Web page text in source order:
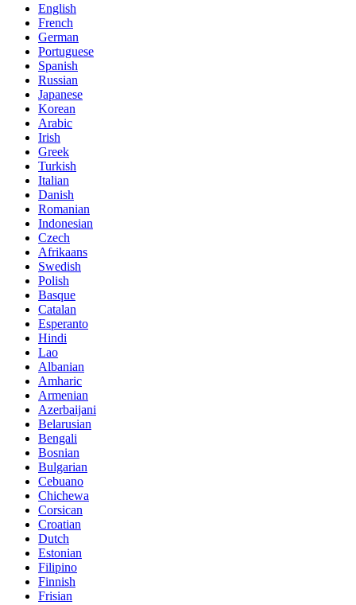
English
French
German
Portuguese
Spanish
Russian
Japanese
Korean
Arabic
Irish
Greek
Turkish
Italian
Danish
Romanian
Indonesian
Czech
Afrikaans
Swedish
Polish
Basque
Catalan
Esperanto
Hindi
Lao
Albanian
Amharic
Armenian
Azerbaijani
Belarusian
Bengali
Bosnian
Bulgarian
Cebuano
Chichewa
Corsican
Croatian
Dutch
Estonian
Filipino
Finnish
Frisian